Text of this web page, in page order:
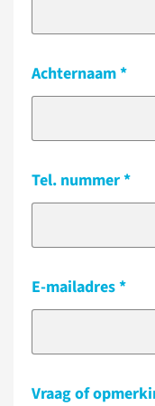
Achternaam
Tel. nummer
E-mailadres
Vraag of